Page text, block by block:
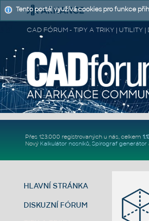
CAD FÓRUM - TIPY A TRIKY | UTILITY
Přes 123.000 registrovaných u nás, celkem
Nový Kalkulátor nosníků, Spirograf generátor
HLAVNÍ STRÁNKA
DISKUZNÍ FÓRUM
Tento portál využívá cookies pro funkce